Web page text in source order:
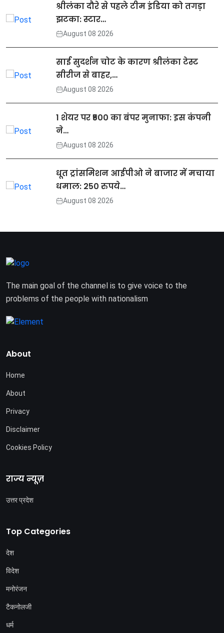
श्रीलंका दौरे से पहले टीम इंडिया को तगड़ा
झटका: स्टार…
August 08 2026
साई सुदर्शन चोट के कारण श्रीलंका टेस्ट
सीरीज से बाहर,…
August 08 2026
1 शेयर पर ₹500 का बंपर मुनाफा: इस कंपनी
ने…
August 08 2026
धूत ट्रांसमिशन आईपीओ ने बाजार में मचाया
धमाल: 250 रुपये…
August 08 2026
The main goal of the channel is to give voice to the
problems of the people with nationalism
About
Home
About
Privacy
Disclaimer
Cookies Policy
राज्य न्यूज़
उत्तर प्रदेश
Top Categories
देश
विदेश
मनोरंजन
टैकनोलजी
धर्म